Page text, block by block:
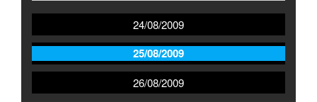
24/08/2009
25/08/2009
26/08/2009